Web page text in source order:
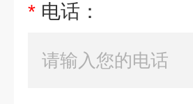
* 电话：